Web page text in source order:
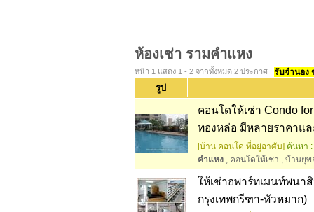
ห้องเช่า รามคําแหง
หน้า 1 แสดง 1 - 2 จากทั้งหมด 2 ประกาศ รับจำนอง
รูป
คอนโดให้เช่า Condo
ทองหล่อ มีหลายราคาแ
[บ้าน คอนโด ที่อยู่อาศับ] ค้นหา :
คําแหง , คอนโดให้เช่า , บ้านยุพ
ให้เช่าอพาร์ทเมนท์พนา
กรุงเทพกรีฑา-หัวหมาก)